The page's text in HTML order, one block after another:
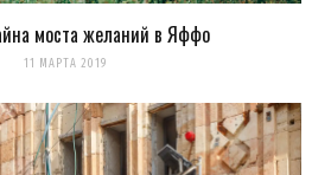
моста желаний в Яффо
11 МАРТА 2019